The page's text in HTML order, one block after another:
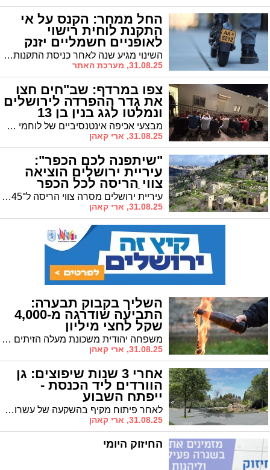
החל ממחר: הקנס על אי
התקנת לוחית רישוי
לאופניים חשמליים יזנק
דרמטית השינוי מגיע שנה לאחר כניסת התקנות החדשות לתוקף ביולי 2024, כאשר בתחילה נקבע קנס מתון של 100 שקל. לפי משרד התחבורה, ההחמרה נועדה לעודד ציות לחוק ולשפר את הסדרת תחום הרכיבה החשמלית
31.08.25, מערכת האתר
צפו במרדף: שב"חים חצו
את גדר ההפרדה לירושלים
ונמלטו לגג בנין בן 13
קומות מבצעי אכיפה אינטנסיביים של לוחמי מג״ב ברחבי הארץ הובילו למעצרם של 628 שוהים בלתי חוקיים ו־69 חשודים שסייעו בידם • עשרות נתפסו בסור באהר ובבניין בן 13 קומות בעוטף ירושלים • במקביל הוגש כתב אישום חמור נגד תושב העיר שהסיע שוהים בלתי חוקיים באופן שיטתי
31.08.25, ארי קאהן
"שיתפנה לכם הכפר":
עיריית ירושלים הוציאה
צווי הריסה לכל הכפר
הפלסטיני עיריית ירושלים מסרה צווי הריסה ל־45 מבנים מאוכלסים בכפר א-נעמאן שבו חיים כ־150 תושבים בבניה בלתי חוקית המתקיימת כבר עשרות שנים
31.08.25, ארי קאהן
השליך בקבוק תבערה:
התביעה שודרגה מ-4,000
שקל לחצי מיליון
משפחה יהודית משכונת מעלה הזיתים תובעת ערבי שהשליך לעבר ביתה בקבוק תבערה בסך 560 אלף ש"ח • בנס הצליח האב לכבות את השריפה • עו"ד חיים בלייכר: "מדובר בניסיון לרצוח משפחה רק כי הם יהודים"
31.08.25, ארי קאהן
אחרי 3 שנות שיפוצים: גן
הוורדים ליד הכנסת -
ייפתח השבוע
לאחר פיתוח מקיף בהשקעה של עשרות מיליונים – ביום שלישי הקרוב יתקיים טקס חנוכת הגן המחודש מול הכנסת • באירוע ישתתפו נשיא המדינה יצחק הרצוג ורעייתו, ראש העיר משה ליאון ובכירים נוספים
31.08.25, ארי קאהן
החיזוק היומי